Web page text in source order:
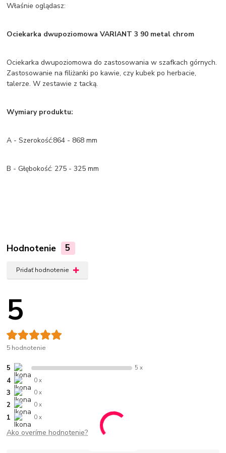
Właśnie oglądasz:
Ociekarka dwupoziomowa VARIANT 3 90 metal chrom
Ociekarka dwupoziomowa do zastosowania w szafkach górnych.
Zastosowanie na filiżanki po kawie, czy kubek po herbacie,
talerze. W zestawie z tacką.
Wymiary produktu:
A - Szerokość:864 - 868 mm
B - Głębokość: 275 - 325 mm
Hodnotenie 5
Pridať hodnotenie
5
5 hodnotenie
5 5 x
4 0 x
3 0 x
2 0 x
1 0 x
Ako overíme hodnotenie?